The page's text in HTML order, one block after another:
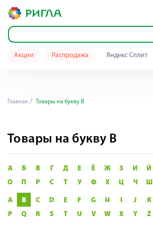
Акции Распродажа Яндекс Сплит
Главная Товары на букву B
Товары на букву B
А Б В Г Д Е Ё Ж З И Й
О
П Р С Т У Ф Х Ц Ч Ш
A B C D E F G H I J K
P
Q R S T U V W X Y Z